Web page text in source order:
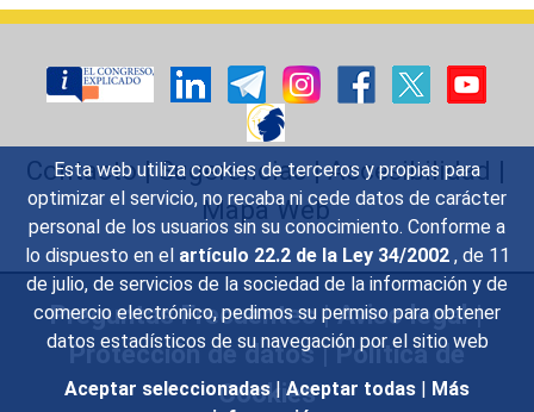
Esta web utiliza cookies de terceros y propias para
optimizar el servicio, no recaba ni cede datos de carácter
personal de los usuarios sin su conocimiento. Conforme a
lo dispuesto en el artículo 22.2 de la Ley 34/2002 , de 11
de julio, de servicios de la sociedad de la información y de
comercio electrónico, pedimos su permiso para obtener
datos estadísticos de su navegación por el sitio web
Aceptar seleccionadas | Aceptar todas | Más
Contacto|Sugerencias|Accesibilidad |
Mapa Web
Preguntas Frecuentes|Aviso legal|
Protección de datos|Política de
Cookies